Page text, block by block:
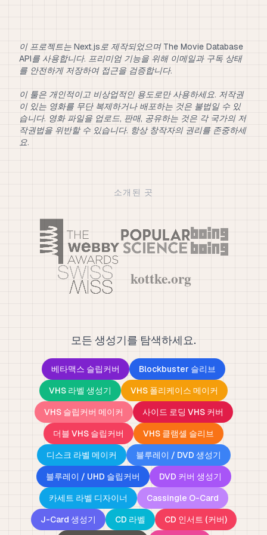
이 프로젝트는 Next.js로 제작되었으며 The Movie Database
API를 사용합니다. 프리미엄 기능을 위해 이메일과 구독 상태
를 안전하게 저장하여 접근을 검증합니다.
이 툴은 개인적이고 비상업적인 용도로만 사용하세요. 저작권
이 있는 영화를 무단 복제하거나 배포하는 것은 불법일 수 있
습니다. 영화 파일을 업로드, 판매, 공유하는 것은 각 국가의 저
작권법을 위반할 수 있습니다. 항상 창작자의 권리를 존중하세
요.
소개된 곳
모든 생성기를 탐색하세요.
베타맥스 슬립커버
Blockbuster 슬리브
VHS 라벨 생성기
VHS 폴리케이스 메이커
VHS 슬립커버 메이커
사이드 로딩 VHS 커버
더블 VHS 슬립커버
VHS 클램셸 슬리브
디스크 라벨 메이커
블루레이 / DVD 생성기
블루레이 / UHD 슬립커버
DVD 커버 생성기
카세트 라벨 디자이너
Cassingle O-Card
J-Card 생성기
CD 라벨 CD 인서트 (커버)